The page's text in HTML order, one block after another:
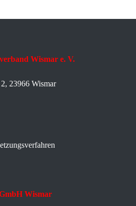
Wismar e. V.
23966 Wismar
Wismar